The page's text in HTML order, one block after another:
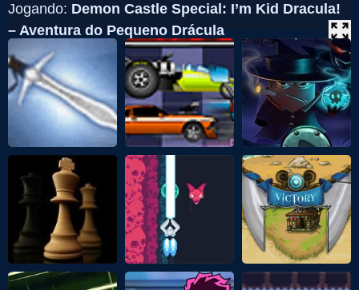
Jogando: Demon Castle Special: I’m Kid Dracula!
– Aventura do Pequeno Drácula